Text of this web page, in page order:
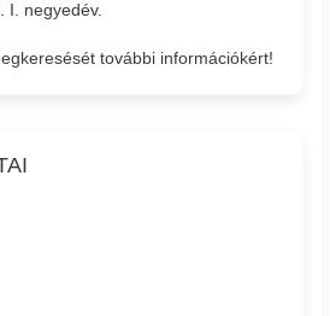
I. negyedév.
további információkért!